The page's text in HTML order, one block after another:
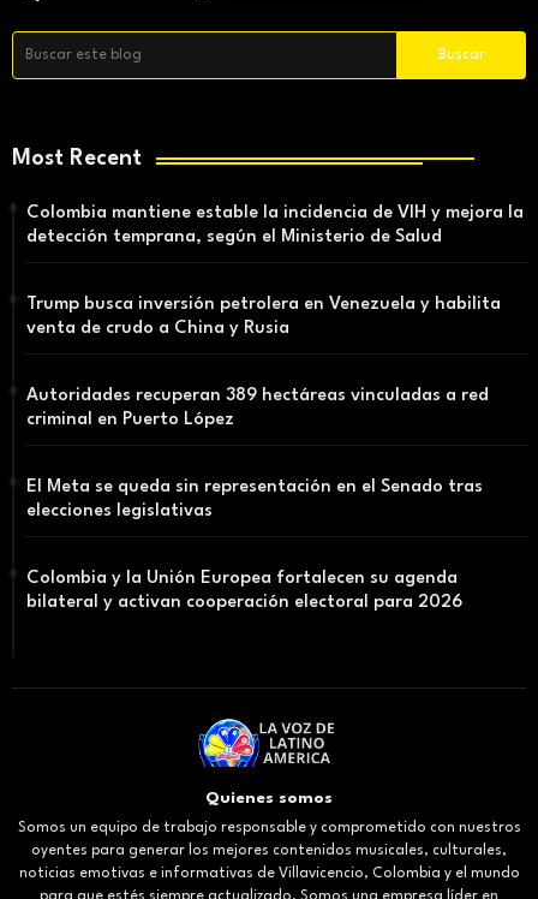
Most Recent
Colombia mantiene estable la incidencia de VIH y mejora la
detección temprana, según el Ministerio de Salud
Trump busca inversión petrolera en Venezuela y habilita
venta de crudo a China y Rusia
Autoridades recuperan 389 hectáreas vinculadas a red
criminal en Puerto López
El Meta se queda sin representación en el Senado tras
elecciones legislativas
Colombia y la Unión Europea fortalecen su agenda
bilateral y activan cooperación electoral para 2026
Quienes somos
Somos un equipo de trabajo responsable y comprometido con nuestros
oyentes para generar los mejores contenidos musicales, culturales,
noticias emotivas e informativas de Villavicencio, Colombia y el mundo